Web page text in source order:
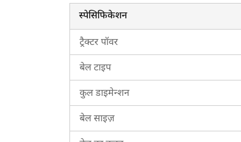
महिंद्रा AB 1050 द्वारा बनाई गई बेल का
इस बेलर मॉडल का कुल वजन 610
यह बेलर
भारत में महिंद्रा AB 1050 की कीमत 2026
भारत में महिंद्रा AB 1050 की कीमत रूपये
महिंद्रा AB 1050 के लिए ट्रैक्टरकारवां को
अगर आप महिंद्रा AB 1050 खरीदने के बारे में
स्पेसिफिकेशन
ट्रैक्टर पॉवर
बेल टाइप
कुल डाइमेन्शन
बेल साइज़